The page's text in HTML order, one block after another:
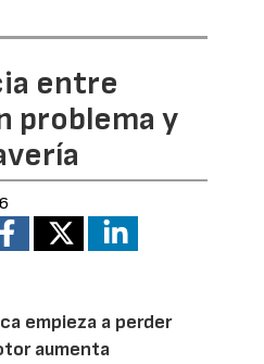
entre
problema y
empieza a perder
aumenta